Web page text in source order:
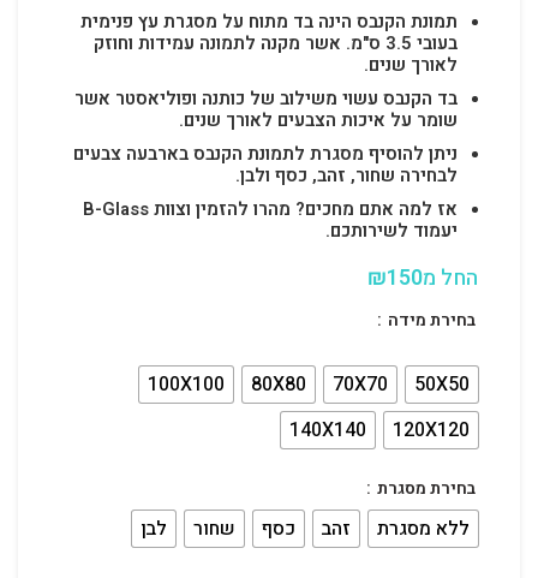
תמונת הקנבס הינה בד מתוח על מסגרת עץ פנימית
בעובי 3.5 ס"מ. אשר מקנה לתמונה עמידות וחוזק
לאורך שנים.
בד הקנבס עשוי משילוב של כותנה ופוליאסטר אשר
שומר על איכות הצבעים לאורך שנים.
ניתן להוסיף מסגרת לתמונת הקנבס בארבעה צבעים
לבחירה שחור, זהב, כסף ולבן.
אז למה אתם מחכים? מהרו להזמין וצוות B-Glass
יעמוד לשירותכם.
החל מ ₪150
בחירת מידה
50X50
70X70
80X80
100X100
120X120
140X140
בחירת מסגרת
ללא מסגרת זהב כסף שחור לבן